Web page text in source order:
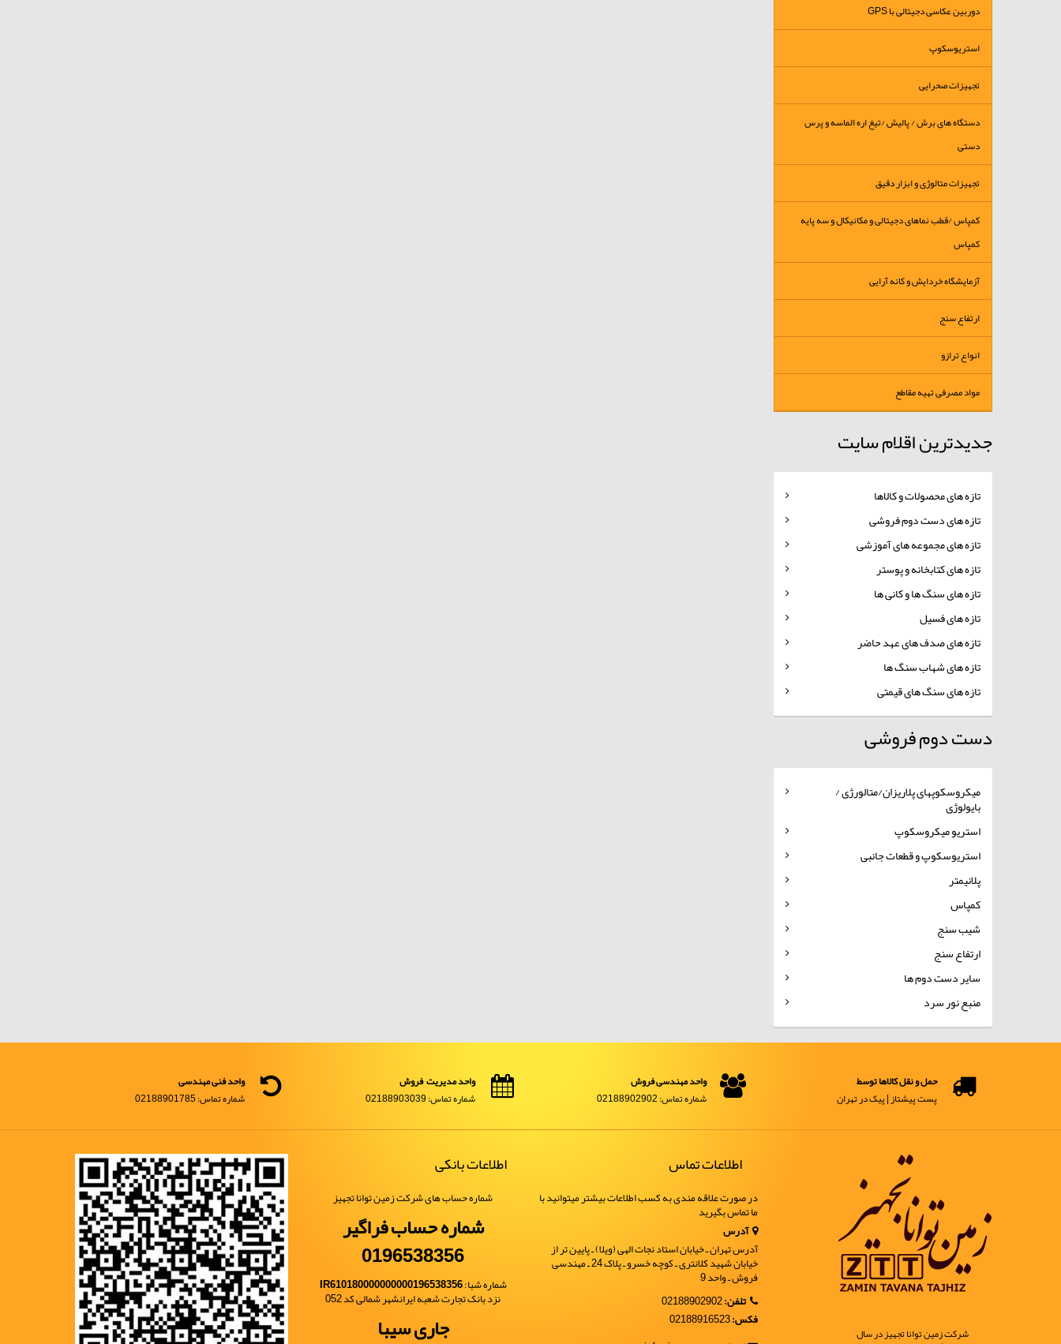
دوربین عکاسی دجیتالی با GPS
استریوسکوپ
تجهیزات صحرایی
دستگاه های برش / پالیش /تیغ اره الماسه و پرس
دستی
تجهیزات متالوژی و ابزار دقیق
کمپاس /قطب نماهای دجیتالی و مکانیکال و سه پایه
کمپاس
آزمایشگاه خردایش و کانه آرایی
ارتفاع سنج
انواع ترازو
مواد مصرفی تهیه مقاطع
جدیدترین اقلام سایت
تازه های محصولات و کالاها
تازه های دست دوم فروشی
تازه های مجموعه های آموزشی
تازه های کتابخانه و پوستر
تازه های سنگ ها و کانی ها
تازه های فسیل
تازه های صدف های عهد حاضر
تازه های شهاب سنگ ها
تازه های سنگ های قیمتی
دست دوم فروشی
میکروسکوپهای پلاریزان/متالورژی /
بایولوژی
استریو میکروسکوپ
استریوسکوپ و قطعات جانبی
پلانیمتر
کمپاس
شیب سنج
ارتفاع سنج
سایر دست دوم ها
منبع نور سرد
حمل و نقل کالاها توسط
پست پیشتاز | پیک در تهران
واحد مهندسی فروش
شماره تماس: 02188902902
واحد مدیریت فروش
شماره تماس: 02188903039
واحد فنی مهندسی
شماره تماس: 02188901785
شرکت زمین توانا تجهیز در سال
اطلاعات تماس
در صورت علاقه مندی به کسب اطلاعات بیشتر میتوانید با
ما تماس بگیرید
آدرس
آدرس تهران ـ خیابان استاد نجات الهی (ویلا) ـ پایین تر از
خیابان شهید کلانتری ـ کوچه خسرو ـ پلاک 24 ـ مهندسی
فروش ـ واحد 9
تلفن:02188902902
فکس:02188916523
اطلاعات بانکی
شماره حساب های شرکت زمین توانا تجهیز
شماره حساب فراگیر
0196538356
شماره شبا:IR610180000000000196538356
نزد بانک تجارت شعبه ایرانشهر شمالی کد 052
جاری سیبا